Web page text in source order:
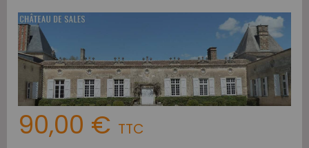
90,00 € TTC